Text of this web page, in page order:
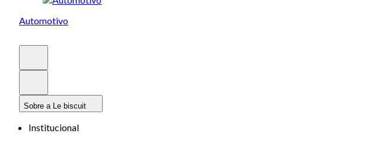
Automotivo
Sobre a Le biscuit
Institucional